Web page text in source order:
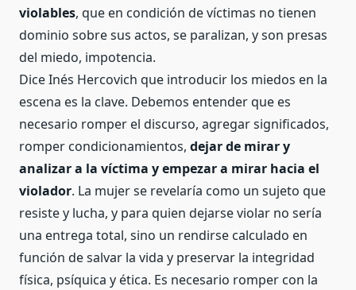
violables, que en condición de víctimas no tienen
dominio sobre sus actos, se paralizan, y son presas
del miedo, impotencia.
Dice Inés Hercovich que introducir los miedos en la
escena es la clave. Debemos entender que es
necesario romper el discurso, agregar significados,
romper condicionamientos, dejar de mirar y
analizar a la víctima y empezar a mirar hacia el
violador. La mujer se revelaría como un sujeto que
resiste y lucha, y para quien dejarse violar no sería
una entrega total, sino un rendirse calculado en
función de salvar la vida y preservar la integridad
física, psíquica y ética. Es necesario romper con la